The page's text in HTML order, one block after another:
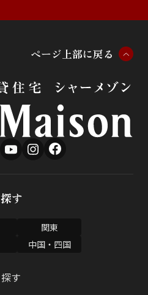
ページ 上部に戻る
す
関東
中国・四国
す